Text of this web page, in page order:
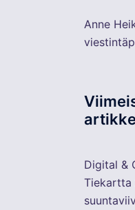
Anne
Digital &
Tiekartta